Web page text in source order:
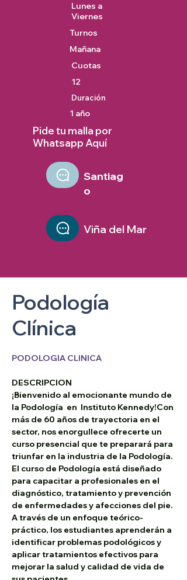
Lunes a
Viernes
Turnos
Mañana
Cuotas
12
Duración
1 año
Pide tu malla por
Whatsapp Aquí
Santiag
o
Viña del Mar
Podología
Clínica
PODOLOGIA CLINICA
DESCRIPCION
¡Bienvenido al emocionante mundo de
la Podología  en  Instituto Kennedy!Con
más de 60 años de trayectoria en el
sector, nos enorgullece ofrecerte un
curso presencial que te preparará para
triunfar en la industria de la Podología.
El curso de Podología está diseñado
para capacitar a profesionales en el
diagnóstico, tratamiento y prevención
de enfermedades y afecciones del pie.
A través de un enfoque teórico-
práctico, los estudiantes aprenderán a
identificar problemas podológicos y
aplicar tratamientos efectivos para
mejorar la salud y calidad de vida de